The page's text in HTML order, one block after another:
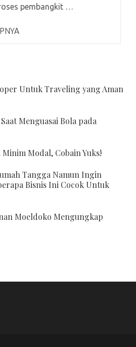
pembangkit …
Untuk Traveling yang Aman
Menguasai Bola pada
Modal, Cobain Yuks!
Tangga Namun Ingin
Bisnis Ini Cocok Untuk
Moeldoko Mengungkap